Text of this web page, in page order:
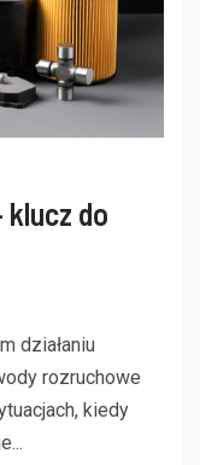
klucz do
działaniu
rozruchowe
kiedy